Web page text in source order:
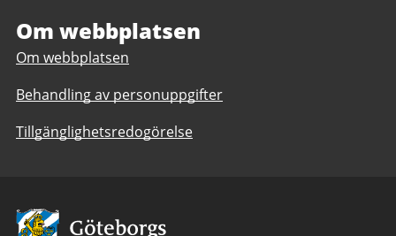
plats)
Om webbplatsen
Om webbplatsen
Behandling av personuppgifter
Tillgänglighetsredogörelse
Avsändare: